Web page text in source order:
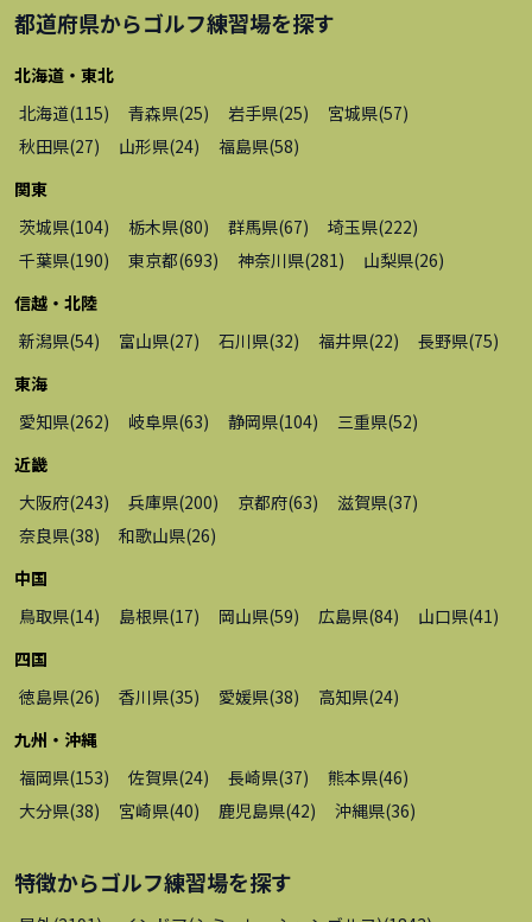
都道府県からゴルフ練習場を探す
北海道・東北
北海道(115) 青森県(25) 岩手県(25) 宮城県(57)
秋田県(27) 山形県(24) 福島県(58)
関東
茨城県(104) 栃木県(80) 群馬県(67) 埼玉県(222)
千葉県(190) 東京都(693) 神奈川県(281) 山梨県(26)
信越・北陸
新潟県(54) 富山県(27) 石川県(32) 福井県(22) 長野県(75)
東海
愛知県(262) 岐阜県(63) 静岡県(104) 三重県(52)
近畿
大阪府(243) 兵庫県(200) 京都府(63) 滋賀県(37)
奈良県(38) 和歌山県(26)
中国
鳥取県(14) 島根県(17) 岡山県(59) 広島県(84) 山口県(41)
四国
徳島県(26) 香川県(35) 愛媛県(38) 高知県(24)
九州・沖縄
福岡県(153) 佐賀県(24) 長崎県(37) 熊本県(46)
大分県(38) 宮崎県(40) 鹿児島県(42) 沖縄県(36)
特徴からゴルフ練習場を探す